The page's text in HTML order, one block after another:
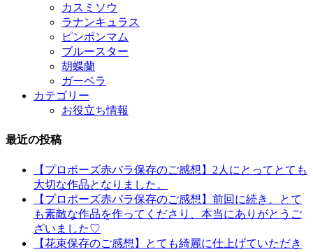
カスミソウ
ラナンキュラス
ピンポンマム
ブルースター
胡蝶蘭
ガーベラ
カテゴリー
お役立ち情報
最近の投稿
【プロポーズ赤バラ保存のご感想】2人にとってとても
大切な作品となりました。
【プロポーズ赤バラ保存のご感想】前回に続き、とて
も素敵な作品を作ってくださり、本当にありがとうご
ざいました♡
【花束保存のご感想】とても綺麗に仕上げていただき